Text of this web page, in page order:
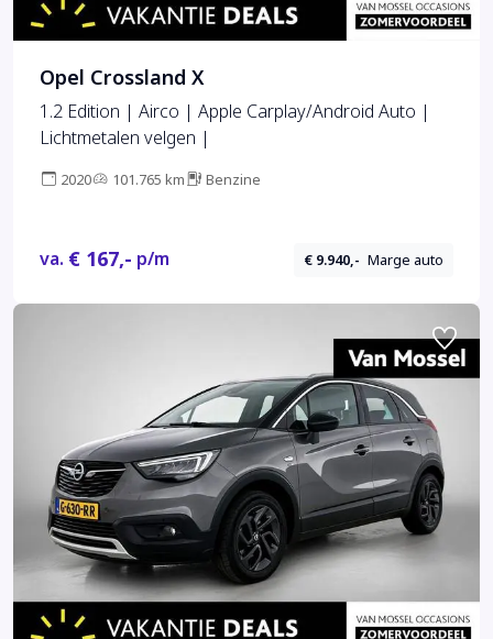
Opel Crossland X
1.2 Edition | Airco | Apple Carplay/Android Auto |
Lichtmetalen velgen |
2020 101.765 km Benzine
va. € 167,- p/m € 9.940,- Marge auto